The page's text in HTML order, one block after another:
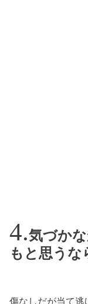
気づか
もと思うな
傷なしだが当て逃